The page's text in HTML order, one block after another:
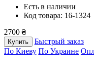
Есть в наличии
Код товара: 16-1324
2700 ₴
Купить
Быстрый заказ
По Киеву По Украине